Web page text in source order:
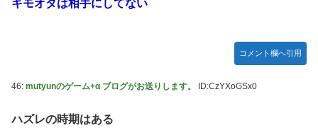
キモオタは相手にしてない
コメント欄へ引用
46: mutyunのゲーム+α ブログがお送りします。 ID:CzYXoGSx0
ハズレの時期はある